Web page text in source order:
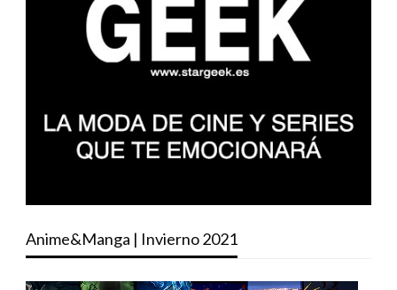
Anime&Manga | Invierno 2021